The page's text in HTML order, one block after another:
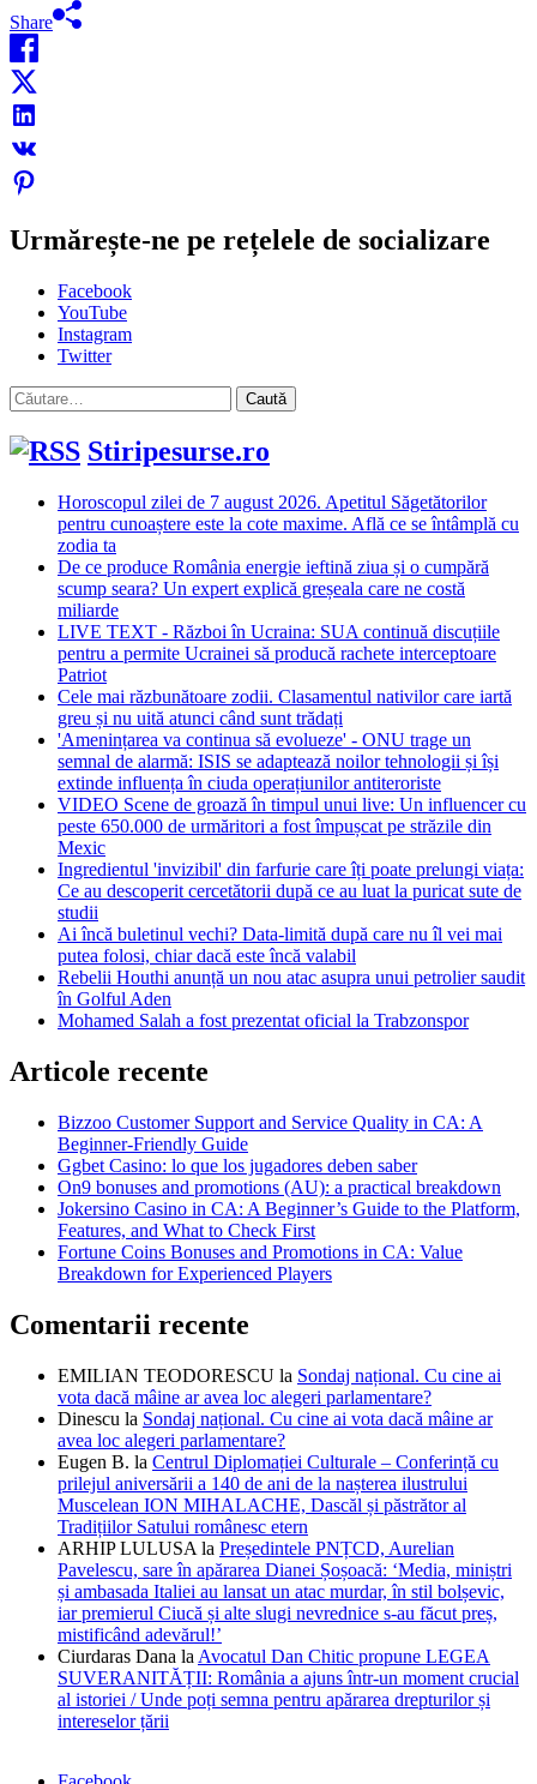
Share
Urmărește-ne pe rețelele de socializare
Facebook
YouTube
Instagram
Twitter
Caută
după:
Stiripesurse.ro
Horoscopul zilei de 7 august 2026. Apetitul Săgetătorilor
pentru cunoaștere este la cote maxime. Află ce se întâmplă cu
zodia ta
De ce produce România energie ieftină ziua și o cumpără
scump seara? Un expert explică greșeala care ne costă
miliarde
LIVE TEXT - Război în Ucraina: SUA continuă discuțiile
pentru a permite Ucrainei să producă rachete interceptoare
Patriot
Cele mai răzbunătoare zodii. Clasamentul nativilor care iartă
greu și nu uită atunci când sunt trădați
'Amenințarea va continua să evolueze' - ONU trage un
semnal de alarmă: ISIS se adaptează noilor tehnologii și își
extinde influența în ciuda operațiunilor antiteroriste
VIDEO Scene de groază în timpul unui live: Un influencer cu
peste 650.000 de urmăritori a fost împușcat pe străzile din
Mexic
Ingredientul 'invizibil' din farfurie care îți poate prelungi viața:
Ce au descoperit cercetătorii după ce au luat la puricat sute de
studii
Ai încă buletinul vechi? Data-limită după care nu îl vei mai
putea folosi, chiar dacă este încă valabil
Rebelii Houthi anunță un nou atac asupra unui petrolier saudit
în Golful Aden
Mohamed Salah a fost prezentat oficial la Trabzonspor
Articole recente
Bizzoo Customer Support and Service Quality in CA: A
Beginner-Friendly Guide
Ggbet Casino: lo que los jugadores deben saber
On9 bonuses and promotions (AU): a practical breakdown
Jokersino Casino in CA: A Beginner’s Guide to the Platform,
Features, and What to Check First
Fortune Coins Bonuses and Promotions in CA: Value
Breakdown for Experienced Players
Comentarii recente
EMILIAN TEODORESCU la Sondaj național. Cu cine ai
vota dacă mâine ar avea loc alegeri parlamentare?
Dinescu la Sondaj național. Cu cine ai vota dacă mâine ar
avea loc alegeri parlamentare?
Eugen B. la Centrul Diplomației Culturale – Conferință cu
prilejul aniversării a 140 de ani de la nașterea ilustrului
Muscelean ION MIHALACHE, Dascăl și păstrător al
Tradițiilor Satului românesc etern
ARHIP LULUSA la Președintele PNȚCD, Aurelian
Pavelescu, sare în apărarea Dianei Șoșoacă: ‘Media, miniștri
și ambasada Italiei au lansat un atac murdar, în stil bolșevic,
iar premierul Ciucă și alte slugi nevrednice s-au făcut preș,
mistificând adevărul!’
Ciurdaras Dana la Avocatul Dan Chitic propune LEGEA
SUVERANITĂȚII: România a ajuns într-un moment crucial
al istoriei / Unde poți semna pentru apărarea drepturilor și
intereselor țării